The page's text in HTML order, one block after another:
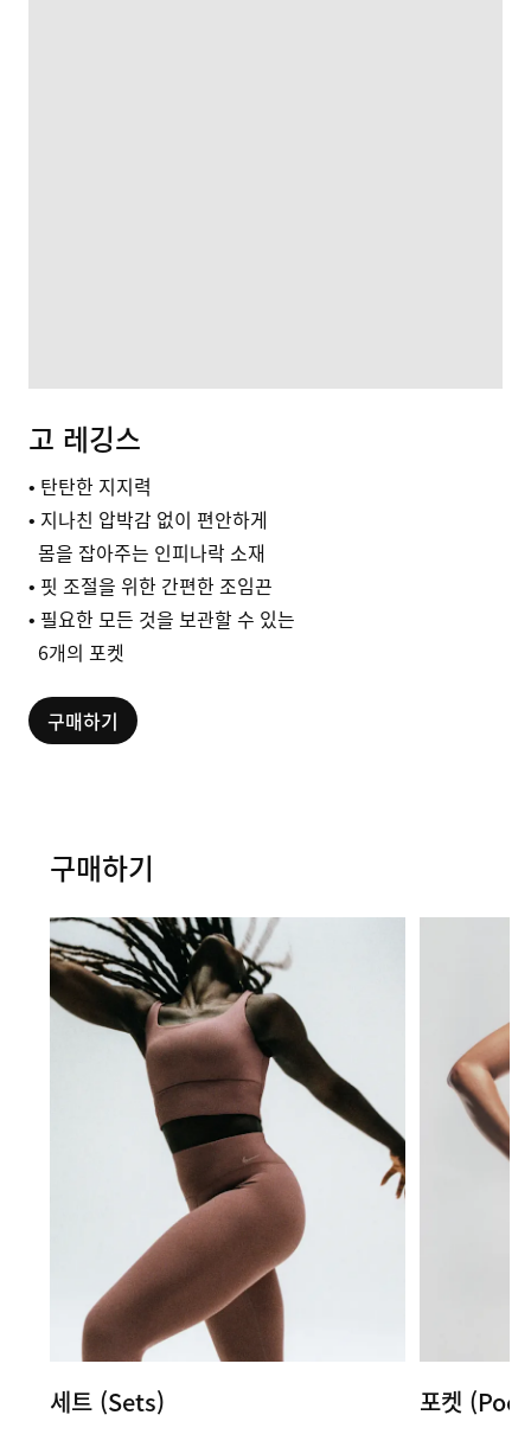
고 레깅스
• 탄탄한 지지력
• 지나친 압박감 없이 편안하게
몸을 잡아주는 인피나락 소재
• 핏 조절을 위한 간편한 조임끈
• 필요한 모든 것을 보관할 수 있는
6개의 포켓
구매하기
구매하기
세트 (Sets) 포켓